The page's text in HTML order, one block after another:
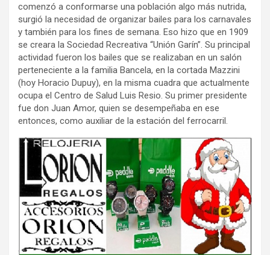
comenzó a conformarse una población algo más nutrida,
surgió la necesidad de organizar bailes para los carnavales
y también para los fines de semana. Eso hizo que en 1909
se creara la Sociedad Recreativa “Unión Garín”. Su principal
actividad fueron los bailes que se realizaban en un salón
perteneciente a la familia Bancela, en la cortada Mazzini
(hoy Horacio Dupuy), en la misma cuadra que actualmente
ocupa el Centro de Salud Luis Resio. Su primer presidente
fue don Juan Amor, quien se desempeñaba en ese
entonces, como auxiliar de la estación del ferrocarril.